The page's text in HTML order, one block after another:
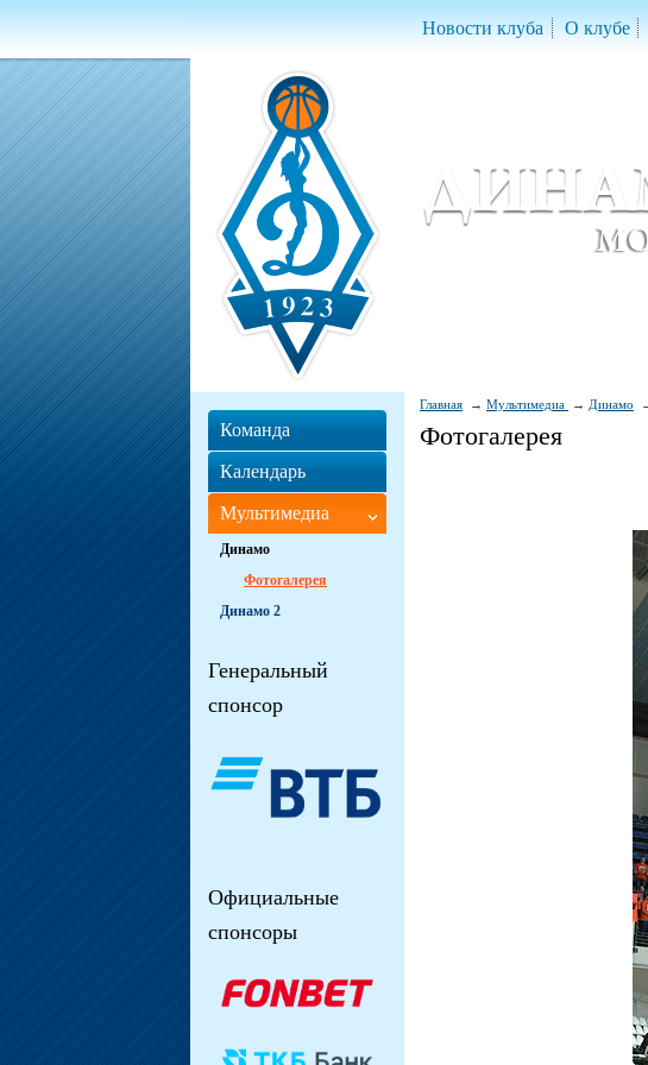
Новости клуба О клубе
Главная Мультимедиа Динамо
Фотогалерея
Команда
Календарь
Мультимедиа
Динамо
Фотогалерея
Динамо 2
Генеральный
спонсор
Официальные
спонсоры